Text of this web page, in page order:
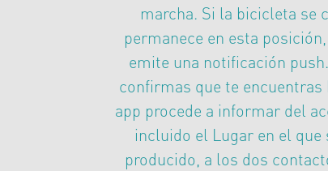
marcha. Si la bicicleta se
permanece en esta
emite una notificación
confirmas que te encuentras
app procede a informar del
incluido el Lugar en el que
producido, a los dos